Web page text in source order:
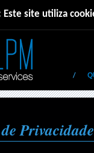
Este site utiliza